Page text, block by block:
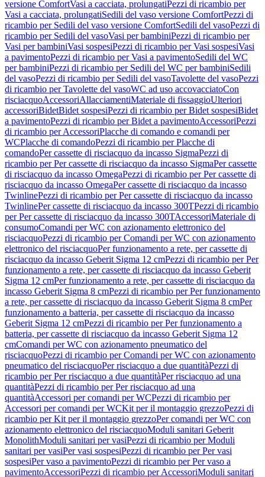
versione ComfortVasi a cacciata, prolungatiPezzi di ricambio per
Vasi a cacciata, prolungatiSedili del vaso versione ComfortPezzi di
ricambio per Sedili del vaso versione ComfortSedili del vasoPezzi di
ricambio per Sedili del vasoVasi per bambiniPezzi di ricambio per
Vasi per bambiniVasi sospesiPezzi di ricambio per Vasi sospesiVasi
a pavimentoPezzi di ricambio per Vasi a pavimentoSedili del WC
per bambiniPezzi di ricambio per Sedili del WC per bambiniSedili
del vasoPezzi di ricambio per Sedili del vasoTavolette del vasoPezzi
di ricambio per Tavolette del vasoWC ad uso accovacciatoCon
risciacquoAccessoriAllacciamentiMateriale di fissaggioUlteriori
accessoriBidetBidet sospesiPezzi di ricambio per Bidet sospesiBidet
a pavimentoPezzi di ricambio per Bidet a pavimentoAccessoriPezzi
di ricambio per AccessoriPlacche di comando e comandi per
WCPlacche di comandoPezzi di ricambio per Placche di
comandoPer cassette di risciacquo da incasso SigmaPezzi di
ricambio per Per cassette di risciacquo da incasso SigmaPer cassette
di risciacquo da incasso OmegaPezzi di ricambio per Per cassette di
risciacquo da incasso OmegaPer cassette di risciacquo da incasso
TwinlinePezzi di ricambio per Per cassette di risciacquo da incasso
TwinlinePer cassette di risciacquo da incasso 300TPezzi di ricambio
per Per cassette di risciacquo da incasso 300TAccessoriMateriale di
consumoComandi per WC con azionamento elettronico del
risciacquoPezzi di ricambio per Comandi per WC con azionamento
elettronico del risciacquoPer funzionamento a rete, per cassette di
risciacquo da incasso Geberit Sigma 12 cmPezzi di ricambio per Per
funzionamento a rete, per cassette di risciacquo da incasso Geberit
Sigma 12 cmPer funzionamento a rete, per cassette di risciacquo da
incasso Geberit Sigma 8 cmPezzi di ricambio per Per funzionamento
a rete, per cassette di risciacquo da incasso Geberit Sigma 8 cmPer
funzionamento a batteria, per cassette di risciacquo da incasso
Geberit Sigma 12 cmPezzi di ricambio per Per funzionamento a
batteria, per cassette di risciacquo da incasso Geberit Sigma 12
cmComandi per WC con azionamento pneumatico del
risciacquoPezzi di ricambio per Comandi per WC con azionamento
pneumatico del risciacquoPer risciacquo a due quantitàPezzi di
ricambio per Per risciacquo a due quantitàPer risciacquo ad una
quantitàPezzi di ricambio per Per risciacquo ad una
quantitàAccessori per comandi per WCPezzi di ricambio per
Accessori per comandi per WCKit per il montaggio grezzoPezzi di
ricambio per Kit per il montaggio grezzoPer comandi per WC con
azionamento elettronico del risciacquoModuli sanitari Geberit
MonolithModuli sanitari per vasiPezzi di ricambio per Moduli
sanitari per vasiPer vasi sospesiPezzi di ricambio per Per vasi
sospesiPer vaso a pavimentoPezzi di ricambio per Per vaso a
pavimentoAccessoriPezzi di ricambio per AccessoriModuli sanitari